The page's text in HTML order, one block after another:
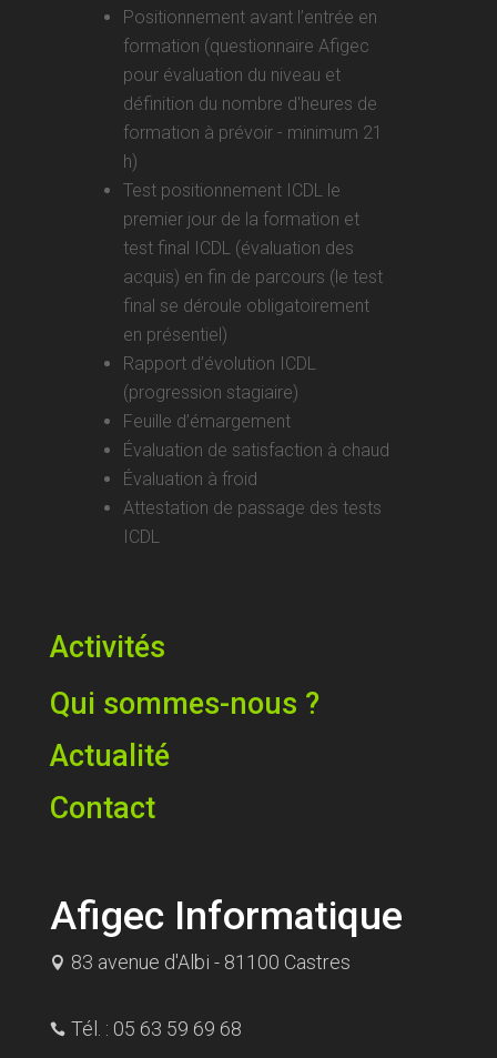
Positionnement avant l’entrée en
formation (questionnaire Afigec
pour évaluation du niveau et
définition du nombre d'heures de
formation à prévoir - minimum 21
h)
Test positionnement ICDL le
premier jour de la formation et
test final ICDL (évaluation des
acquis) en fin de parcours (le test
final se déroule obligatoirement
en présentiel)
Rapport d’évolution ICDL
(progression stagiaire)
Feuille d’émargement
Évaluation de satisfaction à chaud
Évaluation à froid
Attestation de passage des tests
ICDL
Activités
Qui sommes-nous ?
Actualité
Contact
Afigec Informatique
 83 avenue d'Albi - 81100 Castres
 Tél. : 05 63 59 69 68